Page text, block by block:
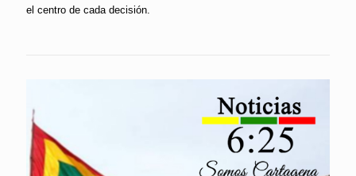
el centro de cada decisión.